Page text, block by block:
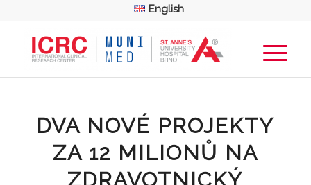
English
DVA NOVÉ PROJEKTY
ZA 12 MILIONŮ NA
ZDRAVOTNICKÝ